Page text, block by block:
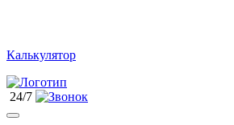
Калькулятор
24/7